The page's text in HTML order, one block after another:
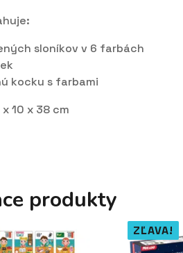
sloníkov v 6 farbách
kocku s farbami
10 x 38 cm
produkty
ZĽAVA!